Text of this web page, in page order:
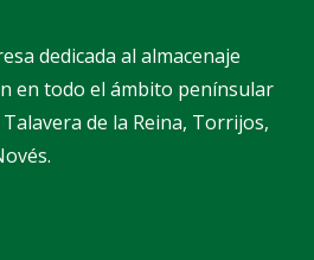
dedicada al almacenaje
en todo el ámbito penínsular
de la Reina, Torrijos,